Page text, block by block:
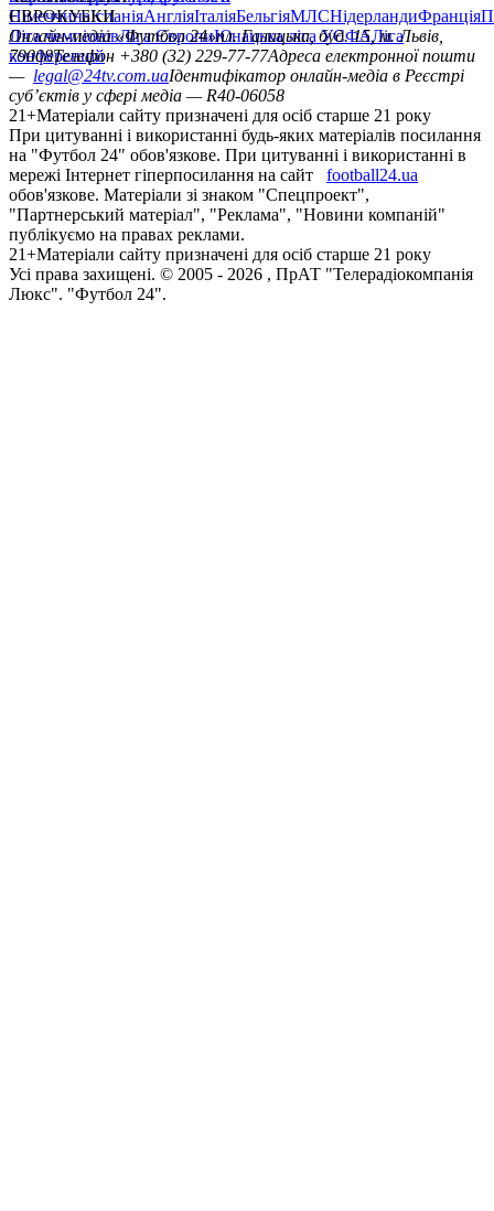
НімеччинаІспаніяАнгліяІталіяБельгіяМЛСНідерландиФранція
ЄВРОКУБКИ
Ліга чемпіонівЛіга ЄвропиЮнацька ліга УЄФАЛіга
конференцій
Онлайн-медіа «Футбол 24»пл. Галицька, буд. 15, м. Львів,
79008Телефон +380 (32) 229-77-77Адреса електронної пошти
— legal@24tv.com.uaІдентифікатор онлайн-медіа в Реєстрі
суб’єктів у сфері медіа — R40-06058
21+Матеріали сайту призначені для осіб старше 21 року
При цитуванні і використанні будь-яких матеріалів посилання
на "Футбол 24" обов'язкове. При цитуванні і використанні в
мережі Інтернет гіперпосилання на сайт
football24.ua
обов'язкове. Матеріали зі знаком "Спецпроект",
"Партнерський матеріал", "Реклама", "Новини компаній"
публікуємо на правах реклами.
21+Матеріали сайту призначені для осіб старше 21 року
Усi права захищенi. © 2005 - 2026 , ПрАТ "Телерадіокомпанія
Люкс". "Футбол 24".